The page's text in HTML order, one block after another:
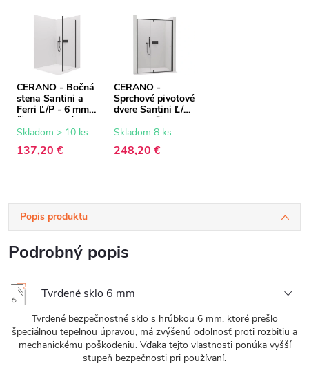
CERANO - Bočná
stena Santini a
Ferri Ľ/P - 6 mm -
čierna matná,
transparentné
cm
Skladom > 10 ks
137,20 €
CERANO -
Sprchové pivotové
dvere Santini Ľ/P
- 6 mm - čierna
matná,
sklo - 140x195
Skladom 8 ks
248,20 €
Popis produktu
Podrobný popis
Tvrdené sklo 6 mm
Tvrdené bezpečnostné sklo s hrúbkou 6 mm, ktoré prešlo
špeciálnou tepelnou úpravou, má zvýšenú odolnosť proti rozbitiu a
mechanickému poškodeniu. Vďaka tejto vlastnosti ponúka vyšší
stupeň bezpečnosti pri používaní.